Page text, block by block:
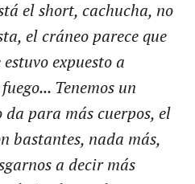
el short, cachucha, no
el cráneo parece que
expuesto a
Tenemos un
para más cuerpos, el
bastantes, nada más,
a decir más